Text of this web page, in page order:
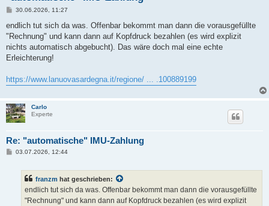
B
i
r
a
30.06.2026, 11:27
endlich tut sich da was. Offenbar bekommt man dann die vorausgefüllte
"Rechnung" und kann dann auf Kopfdruck bezahlen (es wird explizit
nichts automatisch abgebucht). Das wäre doch mal eine echte
Erleichterung!
https://www.lanuovasardegna.it/regione/ ... .100889199
Carlo
Experte
Re: "automatische" IMU-Zahlung
B03.07.2026, 12:44
franzm hat geschrieben:
endlich tut sich da was. Offenbar bekommt man dann die vorausgefüllte
"Rechnung" und kann dann auf Kopfdruck bezahlen (es wird explizit